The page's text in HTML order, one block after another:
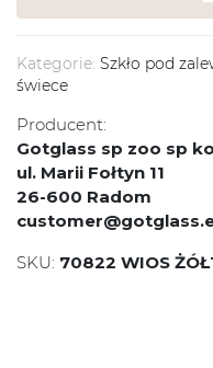
Kategorie: Szkło pod
świece
Producent:
Gotglass sp zoo sp
ul. Marii Fołtyn 11
26-600 Radom
SKU: 70822 WIOS